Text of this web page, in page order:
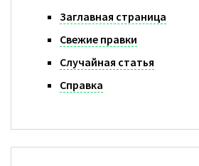
Заглавная страница
Свежие правки
Случайная статья
Справка